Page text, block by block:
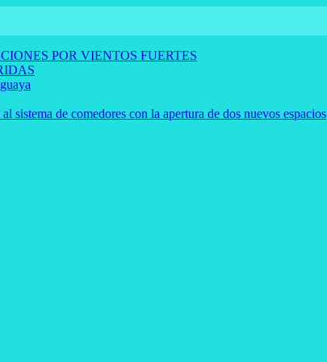
POR VIENTOS FUERTES
sistema de comedores con la apertura de dos nuevos espacios